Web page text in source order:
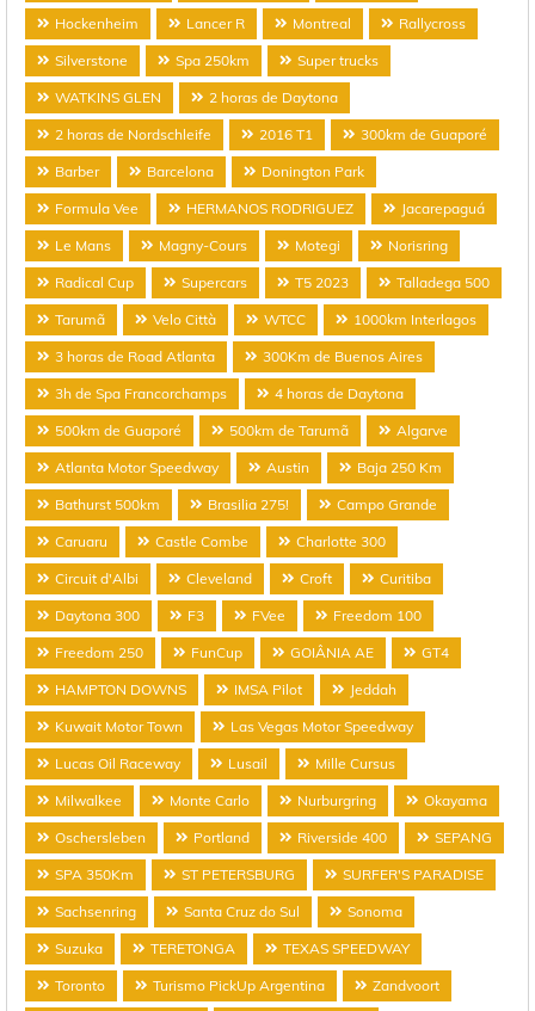
Hockenheim Lancer R Montreal Rallycross
Silverstone Spa 250km Super trucks
WATKINS GLEN 2 horas de Daytona
2 horas de Nordschleife 2016 T1 300km de Guaporé
Barber Barcelona Donington Park
Formula Vee HERMANOS RODRIGUEZ Jacarepaguá
Le Mans Magny-Cours Motegi Norisring
Radical Cup Supercars T5 2023 Talladega 500
Tarumã Velo Città WTCC 1000km Interlagos
3 horas de Road Atlanta 300Km de Buenos Aires
3h de Spa Francorchamps 4 horas de Daytona
500km de Guaporé 500km de Tarumã Algarve
Atlanta Motor Speedway Austin Baja 250 Km
Bathurst 500km Brasilia 275! Campo Grande
Caruaru Castle Combe Charlotte 300
Circuit d'Albi Cleveland Croft Curitiba
Daytona 300 F3 FVee Freedom 100
Freedom 250 FunCup GOIÂNIA AE GT4
HAMPTON DOWNS IMSA Pilot Jeddah
Kuwait Motor Town Las Vegas Motor Speedway
Lucas Oil Raceway Lusail Mille Cursus
Milwalkee Monte Carlo Nurburgring Okayama
Oschersleben Portland Riverside 400 SEPANG
SPA 350Km ST PETERSBURG SURFER'S PARADISE
Sachsenring Santa Cruz do Sul Sonoma
Suzuka TERETONGA TEXAS SPEEDWAY
Toronto Turismo PickUp Argentina Zandvoort